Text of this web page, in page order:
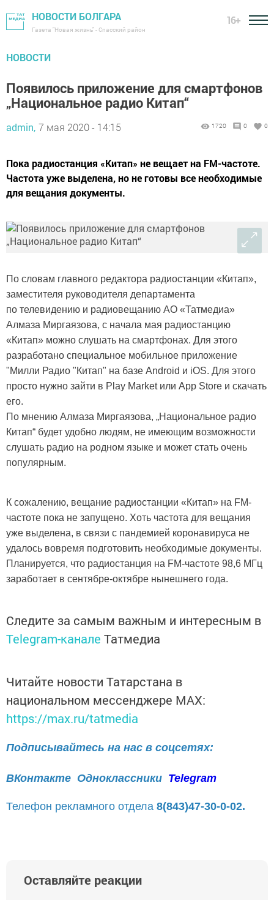
НОВОСТИ БОЛГАРА
Газета "Новая жизнь" - Спасский район
16+
НОВОСТИ
Появилось приложение для смартфонов
„Национальное радио Китап“
admin, 7 мая 2020 - 14:15 1720 0 0
Пока радиостанция «Китап» не вещает на FM-частоте.
Частота уже выделена, но не готовы все необходимые
для вещания документы.
По словам главного редактора радиостанции «Китап»,
заместителя руководителя департамента
по телевидению и радиовещанию АО «Татмедиа»
Алмаза Миргаязова, с начала мая радиостанцию
«Китап» можно слушать на смартфонах. Для этого
разработано специальное мобильное приложение
"Милли Радио "Китап" на базе Android и iOS. Для этого
просто нужно зайти в Play Market или App Store и скачать
его.
По мнению Алмаза Миргаязова, „Национальное радио
Китап“ будет удобно людям, не имеющим возможности
слушать радио на родном языке и может стать очень
популярным.
К сожалению, вещание радиостанции «Китап» на FM-
частоте пока не запущено. Хоть частота для вещания
уже выделена, в связи с пандемией коронавируса не
удалось вовремя подготовить необходимые документы.
Планируется, что радиостанция на FM-частоте 98,6 МГц
заработает в сентябре-октябре нынешнего года.
Следите за самым важным и интересным в
Telegram-канале Татмедиа
Читайте новости Татарстана в
национальном мессенджере MАХ:
https://max.ru/tatmedia
Подписывайтесь на нас в соцсетях:
ВКонтакте Одноклассники Telegram
Телефон рекламного отдела 8(843)47-30-0-02.
Оставляйте реакции